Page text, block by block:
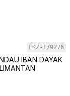
FKZ-179276
IBAN DAYAK